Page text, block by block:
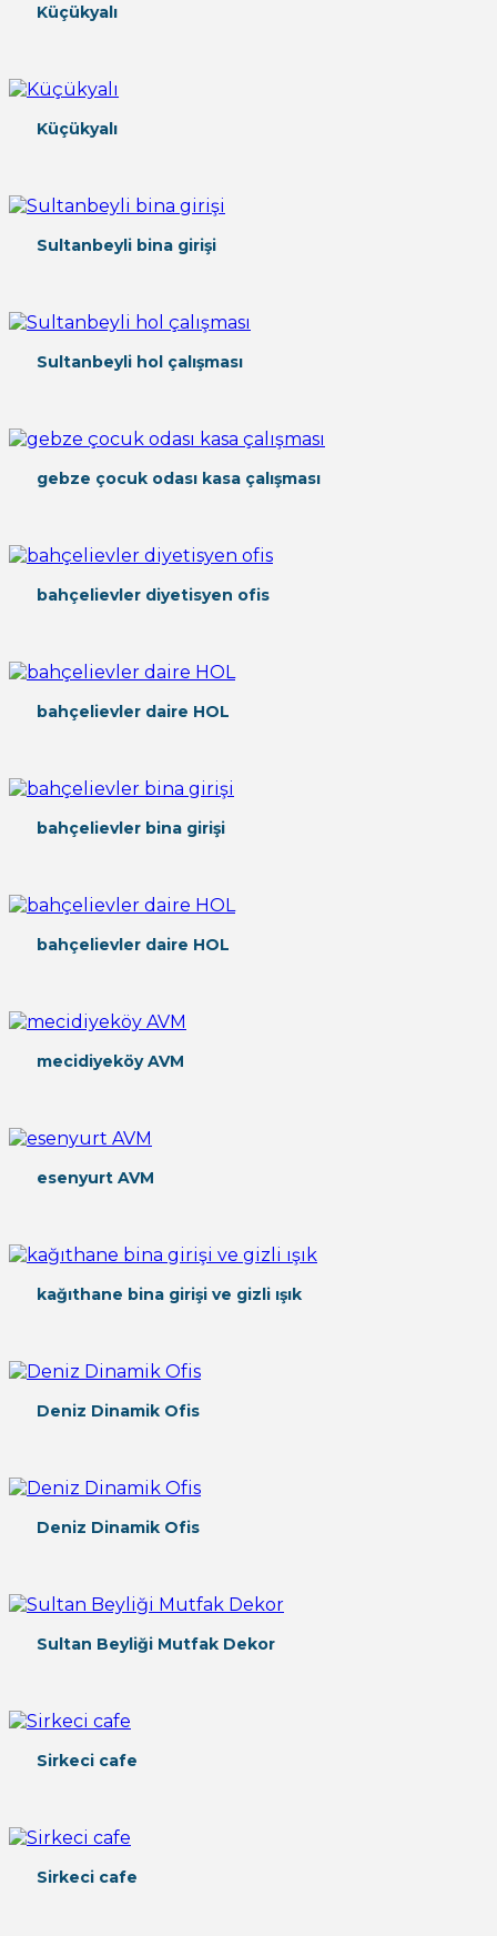
Küçükyalı
Küçükyalı
Sultanbeyli bina girişi
Sultanbeyli hol çalışması
gebze çocuk odası kasa çalışması
bahçelievler diyetisyen ofis
bahçelievler daire HOL
bahçelievler bina girişi
bahçelievler daire HOL
mecidiyeköy AVM
esenyurt AVM
kağıthane bina girişi ve gizli ışık
Deniz Dinamik Ofis
Deniz Dinamik Ofis
Sultan Beyliği Mutfak Dekor
Sirkeci cafe
Sirkeci cafe